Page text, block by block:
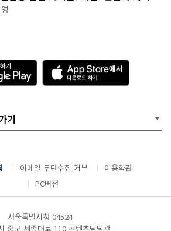
A
p
p
e
서
다
운
기
이메일 무단수집 거부
이용약관
PC버전
서울특별시청 04524
중구 세종대로 110 콘텐츠담당관